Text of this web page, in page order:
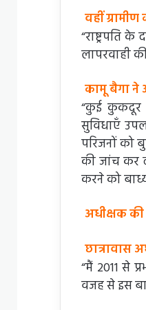
वहीं
“राष्ट्रपति
लापरवाही
कामू बैगा
“कुई कुकदूर
सुविधाएँ
परिजनों को
की जांच कर
करने को
अधीक्षक
छात्रावास
“मैं 2011 से
वजह से इस